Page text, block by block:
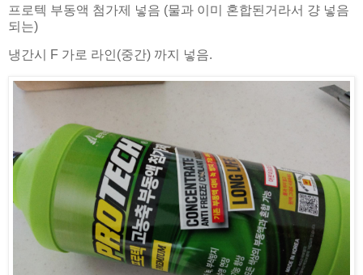
프로텍 부동액 첨가제 넣음 (물과 이미 혼합된거라서 걍 넣음
되는)
냉간시 F 가로 라인(중간) 까지 넣음.